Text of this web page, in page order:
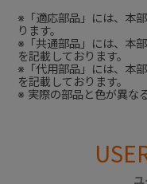
※「適応部品」には、本
ります。
※「共通部品」には、本
を記載しております。
※「代用部品」には、本
を記載しております。
※ 実際の部品と色が異な